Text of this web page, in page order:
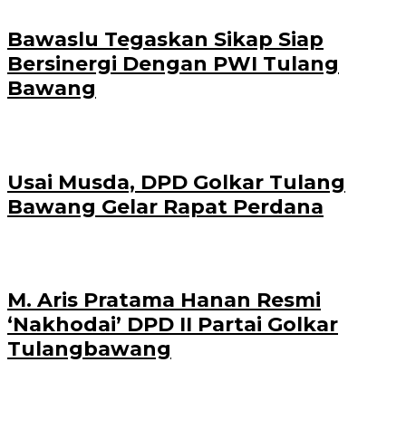
Bawaslu Tegaskan Sikap Siap
Bersinergi Dengan PWI Tulang
Bawang
Usai Musda, DPD Golkar Tulang
Bawang Gelar Rapat Perdana
M. Aris Pratama Hanan Resmi
‘Nakhodai’ DPD II Partai Golkar
Tulangbawang